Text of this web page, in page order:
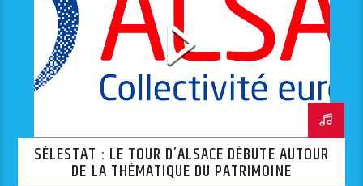
SÉLESTAT : LE TOUR D’ALSACE DÉBUTE AUTOUR
DE LA THÉMATIQUE DU PATRIMOINE